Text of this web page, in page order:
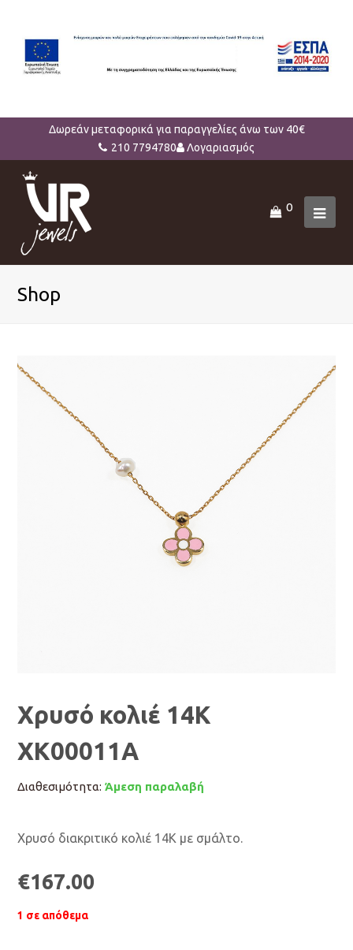
Δωρεάν μεταφορικά για παραγγελίες άνω των 40€
210 7794780
Λογαριασμός
0
Shop
Χρυσό κολιέ 14Κ
ΧΚ00011Α
Διαθεσιμότητα: Άμεση παραλαβή
Χρυσό διακριτικό κολιέ 14Κ με σμάλτο.
€167.00
1 σε απόθεμα